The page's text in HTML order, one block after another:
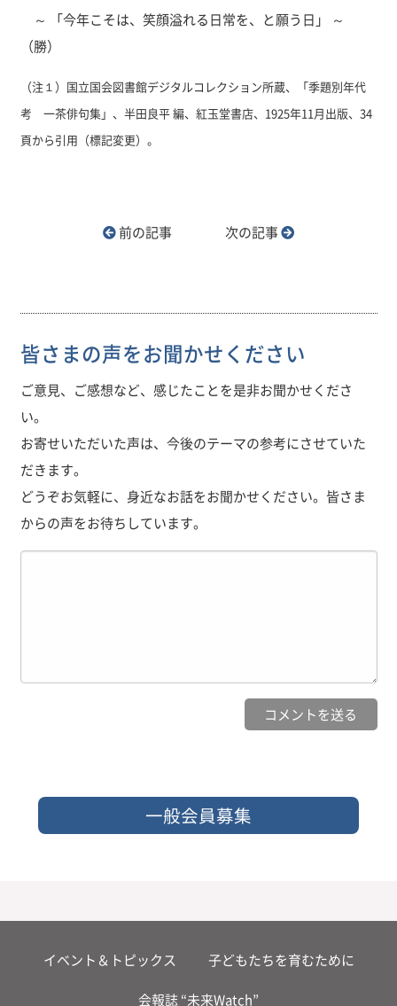
～ 「今年こそは、笑顔溢れる日常を、と願う日」 ～
（勝）
（注１）国立国会図書館デジタルコレクション所蔵、「季題別年代
考 一茶俳句集」、半田良平 編、紅玉堂書店、1925年11月出版、34
頁から引用（標記変更）。
前の記事 次の記事
皆さまの声をお聞かせください
ご意見、ご感想など、感じたことを是非お聞かせくださ
い。
お寄せいただいた声は、今後のテーマの参考にさせていた
だきます。
どうぞお気軽に、身近なお話をお聞かせください。皆さま
からの声をお待ちしています。
一般会員募集
イベント＆トピックス 子どもたちを育むために
会報誌 “未来Watch”